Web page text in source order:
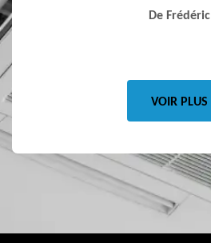
De Frédéric
VOIR PLUS